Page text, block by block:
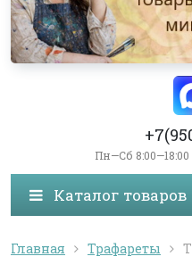
Пн—Сб
Каталог товаров
Главная Трафареты